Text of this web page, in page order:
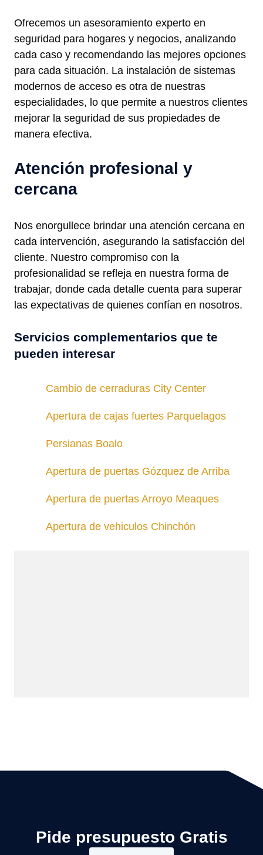
Ofrecemos un asesoramiento experto en
seguridad para hogares y negocios, analizando
cada caso y recomendando las mejores opciones
para cada situación. La instalación de sistemas
modernos de acceso es otra de nuestras
especialidades, lo que permite a nuestros clientes
mejorar la seguridad de sus propiedades de
manera efectiva.
Atención profesional y
cercana
Nos enorgullece brindar una atención cercana en
cada intervención, asegurando la satisfacción del
cliente. Nuestro compromiso con la
profesionalidad se refleja en nuestra forma de
trabajar, donde cada detalle cuenta para superar
las expectativas de quienes confían en nosotros.
Servicios complementarios que te
pueden interesar
Cambio de cerraduras City Center
Apertura de cajas fuertes Parquelagos
Persianas Boalo
Apertura de puertas Gózquez de Arriba
Apertura de puertas Arroyo Meaques
Apertura de vehiculos Chinchón
Pide presupuesto Gratis